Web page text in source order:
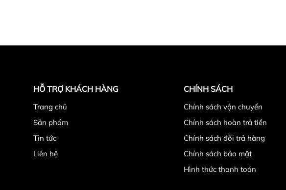
HỖ TRỢ KHÁCH HÀNG
Trang chủ
Sản phẩm
Tin tức
Liên hệ
CHÍNH SÁCH
Chính sách vận chuyển
Chính sách hoàn trả tiền
Chính sách đổi trả hàng
Chính sách bảo mật
Hình thức thanh toán